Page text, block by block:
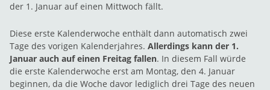
der 1. Januar auf einen Mittwoch fällt.
Diese erste Kalenderwoche enthält dann automatisch zwei
Tage des vorigen Kalenderjahres. Allerdings kann der 1.
Januar auch auf einen Freitag fallen. In diesem Fall würde
die erste Kalenderwoche erst am Montag, den 4. Januar
beginnen, da die Woche davor lediglich drei Tage des neuen